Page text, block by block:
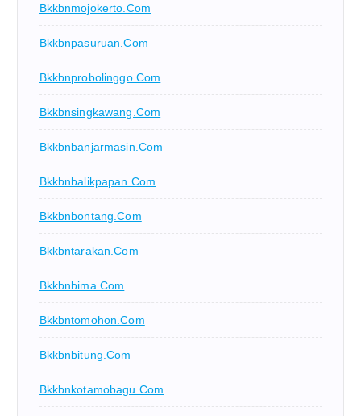
Bkkbnmojokerto.com
Bkkbnpasuruan.com
Bkkbnprobolinggo.com
Bkkbnsingkawang.com
Bkkbnbanjarmasin.com
Bkkbnbalikpapan.com
Bkkbnbontang.com
Bkkbntarakan.com
Bkkbnbima.com
Bkkbntomohon.com
Bkkbnbitung.com
Bkkbnkotamobagu.com